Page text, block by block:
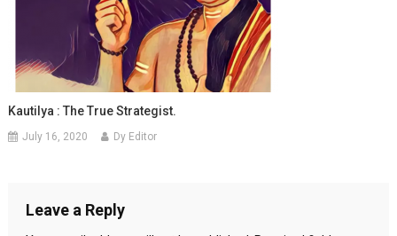
Kautilya : The True Strategist.
July 16, 2020 Dy Editor
Leave a Reply